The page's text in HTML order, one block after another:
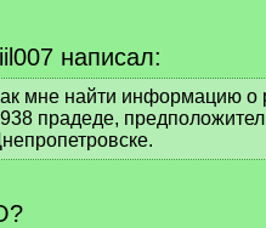
написал:
мне найти информацию о
прадеде,